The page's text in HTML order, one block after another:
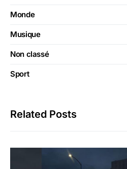
Monde
Musique
Non classé
Sport
Related Posts